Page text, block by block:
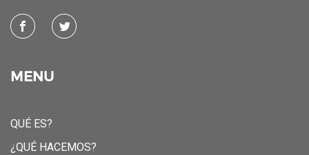
MENU
QUÉ ES?
¿QUÉ HACEMOS?